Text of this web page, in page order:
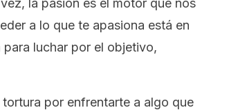
la pasión es el motor que nos
a lo que te apasiona está en
luchar por el objetivo,
por enfrentarte a algo que